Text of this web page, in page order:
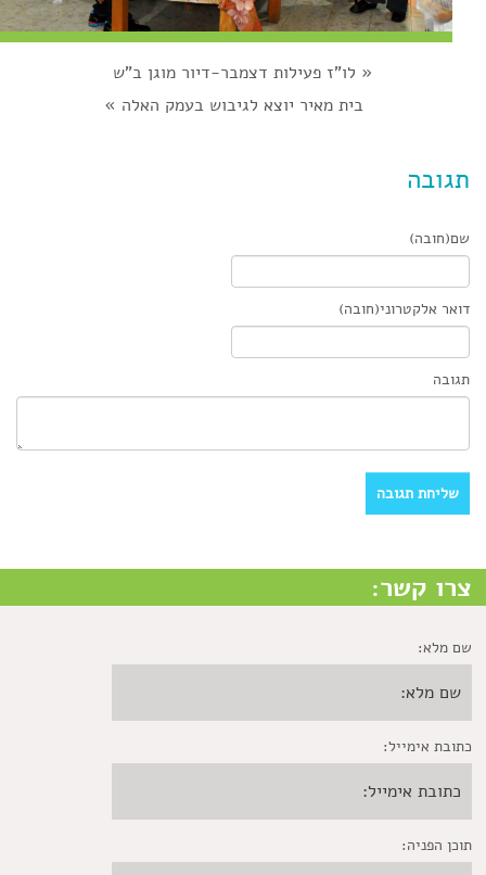
« לו"ז פעילות דצמבר-דיור מוגן ב"ש
בית מאיר יוצא לגיבוש בעמק האלה»
תגובה
שם(חובה)
דואר אלקטרוני(חובה)
תגובה
צרו קשר:
שם מלא:
כתובת אימייל:
תוכן הפניה: